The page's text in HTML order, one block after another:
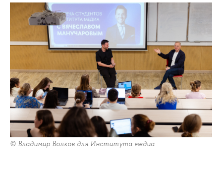
© Владимир Волков для Института медиа